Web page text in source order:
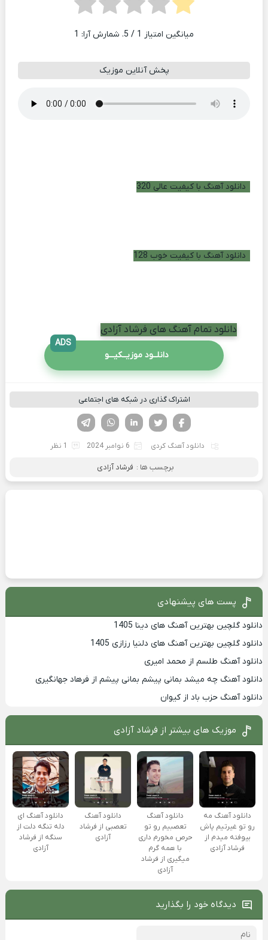
میانگین امتیاز 1 / 5. شمارش آرا: 1
پخش آنلاین موزیک
دانلود آهنگ با کیفیت عالی 320
دانلود آهنگ با کیفیت خوب 128
دانلود تمام آهنگ های فرشاد آزادی
دانلــود موزیــکیـــو
ADS
اشتراک گذاری در شبکه های اجتماعی
لینکدین تویتر
فیسوک
دانلود آهنگ کردی 6 نوامبر 2024 1 نظر
برچسب ها : فرشاد آزادی
پست های پیشنهادی
دانلود گلچین بهترین آهنگ های دینا 1405
دانلود گلچین بهترین آهنگ های دلنیا رزازی 1405
دانلود آهنگ طلسم از محمد امیری
دانلود آهنگ چه میشد بمانی پیشم بمانی پیشم از فرهاد جهانگیری
دانلود آهنگ حزب باد از کیوان
موزیک های بیشتر از فرشاد آزادی
دانلود آهنگ مه
رو تو غیرتیم پاش
بیوفته میدم از
فرشاد آزادی
دانلود آهنگ
تعصبیم رو تو
حرص مخورم داری
با همه گرم
میگیری از فرشاد
آزادی
دانلود آهنگ
تعصبی از فرشاد
آزادی
دانلود آهنگ ای
دله تنگه دلت از
سنگه از فرشاد
آزادی
دیدگاه خود را بگذارید